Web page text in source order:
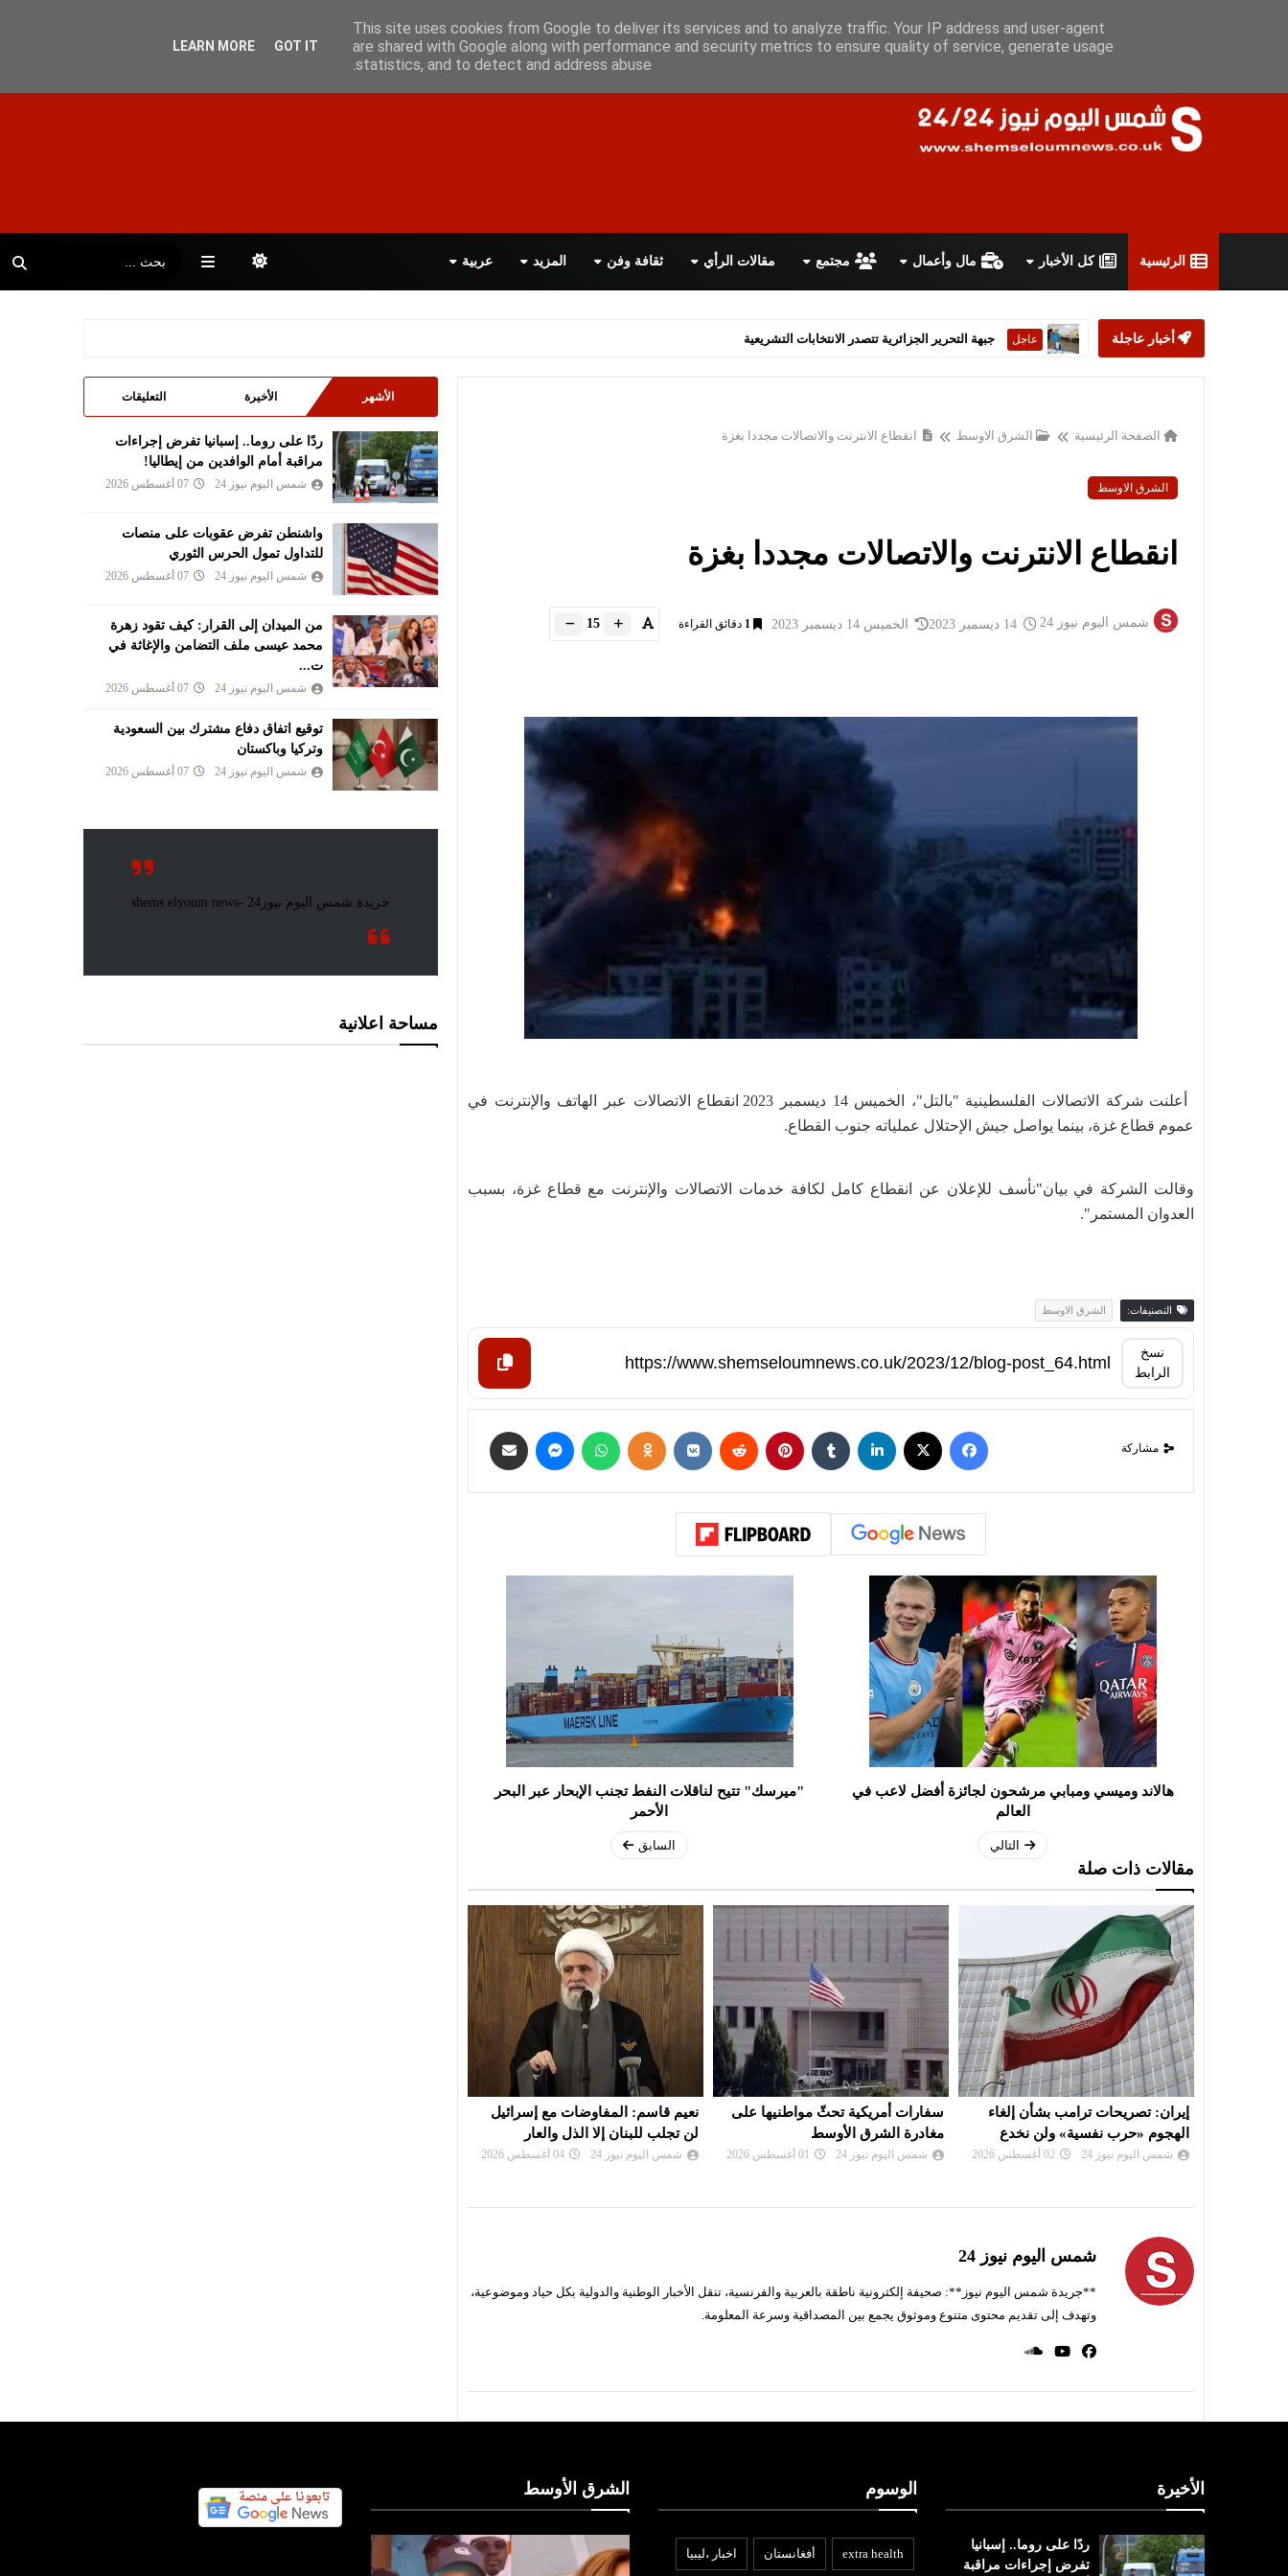
سياسة الخصوصية اتفاقية الاستخدام أعلن معانا اتصل بنا اقرأ الصحيفة PDF
الرئيسية كل الأخبار مال وأعمال مجتمع مقالات الرأي ثقافة وفن المزيد عربية
أخبار عاجلة عاجل ستارمر يعلن استقالته من رئاسة الحكومة البريطانية
الصفحة الرئيسية الشرق الاوسط انقطاع الانترنت والاتصالات مجددا بغزة
الشرق الاوسط
انقطاع الانترنت والاتصالات مجددا بغزة
شمس اليوم نيوز 24 الخميس 14 ديسمبر 2023 1 دقائق القراءة 15
أعلنت شركة الاتصالات الفلسطينية "بالتل"، الخميس 14 ديسمبر 2023 انقطاع الاتصالات عبر الهاتف والإنترنت في
عموم قطاع غزة، بينما يواصل جيش الإحتلال عملياته جنوب القطاع.
وقالت الشركة في بيان"نأسف للإعلان عن انقطاع كامل لكافة خدمات الاتصالات والإنترنت مع قطاع غزة، بسبب
العدوان المستمر".
التصنيفات: الشرق الاوسط
نسخ
الرابط
مشاركة
هالاند وميسي ومبابي مرشحون لجائزة أفضل لاعب في
العالم
التالي
"ميرسك" تتيح لناقلات النفط تجنب الإبحار عبر البحر
الأحمر
السابق
مقالات ذات صلة
سفارات أمريكية تحثّ مواطنيها على
مغادرة الشرق الأوسط
شمس اليوم نيوز 24 01 أغسطس 2026
نعيم قاسم: المفاوضات مع إسرائيل
لن تجلب للبنان إلا الذل والعار
شمس اليوم نيوز 24 04 أغسطس 2026
إيران: تصريحات ترامب بشأن إلغاء
الهجوم «حرب نفسية» ولن نخدع
شمس اليوم نيوز 24 02 أغسطس 2026
شمس اليوم نيوز 24
**جريدة شمس اليوم نيوز**: صحيفة إلكترونية ناطقة بالعربية والفرنسية، تنقل الأخبار الوطنية والدولية بكل حياد وموضوعية،
وتهدف إلى تقديم محتوى متنوع وموثوق يجمع بين المصداقية وسرعة المعلومة.
الأشهر الأخيرة التعليقات
ردًا على روما.. إسبانيا تفرض إجراءات
مراقبة أمام الوافدين من إيطاليا!
شمس اليوم نيوز 24 07 أغسطس 2026
واشنطن تفرض عقوبات على منصات
للتداول تمول الحرس الثوري
شمس اليوم نيوز 24 07 أغسطس 2026
من الميدان إلى القرار: كيف تقود زهرة
محمد عيسى ملف التضامن والإغاثة في
ت...
شمس اليوم نيوز 24 07 أغسطس 2026
توقيع اتفاق دفاع مشترك بين السعودية
وتركيا وباكستان
شمس اليوم نيوز 24 07 أغسطس 2026
مساحة اعلانية
الأخيرة
ردًا على روما.. إسبانيا
تفرض إجراءات مراقبة
الوسوم
extra health أفغانستان اخبار ،ليبيا
الشرق الأوسط
This site uses cookies from Google to deliver its services and to analyze traffic. Your IP address and user-agent
are shared with Google along with performance and security metrics to ensure quality of service, generate usage
statistics, and to detect and address abuse.
LEARN MORE GOT IT